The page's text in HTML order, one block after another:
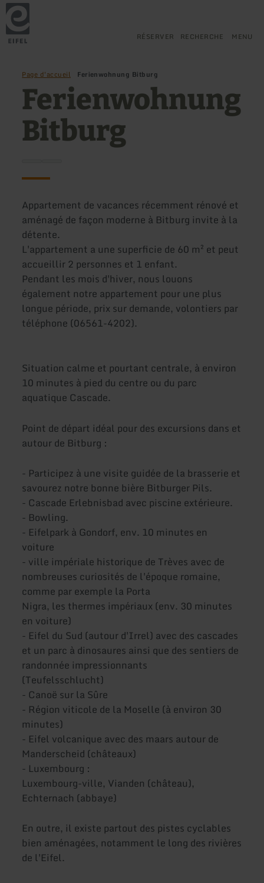
Retour
à
la
page
d'accueil
RÉSERVER RECHERCHE MENU
Page d'accueil Ferienwohnung Bitburg
Ferienwohnung
Bitburg
Appartement de vacances récemment rénové et
aménagé de façon moderne à Bitburg invite à la
détente.
L'appartement a une superficie de 60 m² et peut
accueillir 2 personnes et 1 enfant.
Pendant les mois d'hiver, nous louons
également notre appartement pour une plus
longue période, prix sur demande, volontiers par
téléphone (06561-4202).
Situation calme et pourtant centrale, à environ
10 minutes à pied du centre ou du parc
aquatique Cascade.
Point de départ idéal pour des excursions dans et
autour de Bitburg :
- Participez à une visite guidée de la brasserie et
savourez notre bonne bière Bitburger Pils.
- Cascade Erlebnisbad avec piscine extérieure.
- Bowling.
- Eifelpark à Gondorf, env. 10 minutes en
voiture
- ville impériale historique de Trèves avec de
nombreuses curiosités de l'époque romaine,
comme par exemple la Porta
Nigra, les thermes impériaux (env. 30 minutes
en voiture)
- Eifel du Sud (autour d'Irrel) avec des cascades
et un parc à dinosaures ainsi que des sentiers de
randonnée impressionnants
(Teufelsschlucht)
- Canoë sur la Sûre
- Région viticole de la Moselle (à environ 30
minutes)
- Eifel volcanique avec des maars autour de
Manderscheid (châteaux)
- Luxembourg :
Luxembourg-ville, Vianden (château),
Echternach (abbaye)
En outre, il existe partout des pistes cyclables
bien aménagées, notamment le long des rivières
de l'Eifel.